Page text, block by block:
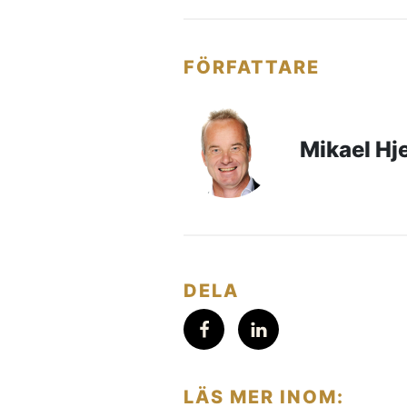
FÖRFATTARE
Mikael
DELA
LÄS MER INOM: